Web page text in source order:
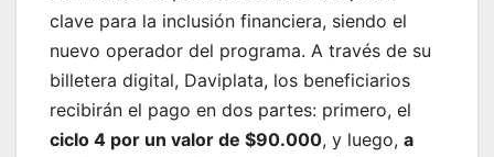
clave para la inclusión financiera, siendo el
nuevo operador del programa. A través de su
billetera digital, Daviplata, los beneficiarios
recibirán el pago en dos partes: primero, el
ciclo 4 por un valor de $90.000, y luego, a